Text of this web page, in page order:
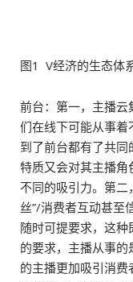
图1 V经济的生态体
前台：第一，主播
们在线下可能从事
到了前台都有了共
特质又会对其主播
不同的吸引力。第二
丝”/消费者互动甚至
随时可提要求，这
的要求，主播从事的
的主播更加吸引消费